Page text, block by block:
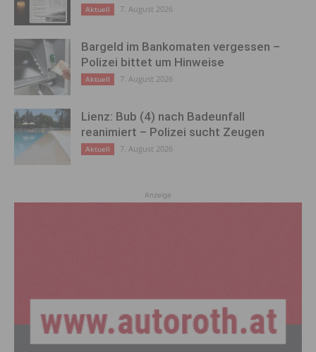
Aktuell 7. August 2026
Bargeld im Bankomaten vergessen –
Polizei bittet um Hinweise
Aktuell 7. August 2026
Lienz: Bub (4) nach Badeunfall
reanimiert – Polizei sucht Zeugen
Aktuell 7. August 2026
Anzeige